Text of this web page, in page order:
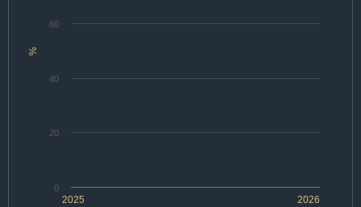
%
2025 2026
0
20
40
60